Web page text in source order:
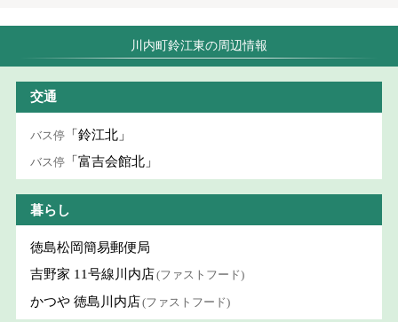
川内町鈴江東の周辺情報
交通
バス停 「鈴江北」
バス停 「富吉会館北」
暮らし
徳島松岡簡易郵便局
吉野家 11号線川内店(ファストフード)
かつや 徳島川内店(ファストフード)